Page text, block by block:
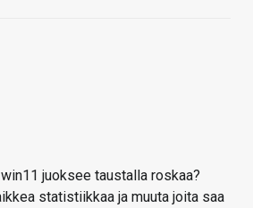
juoksee taustalla roskaa?
statistiikkaa ja muuta joita saa